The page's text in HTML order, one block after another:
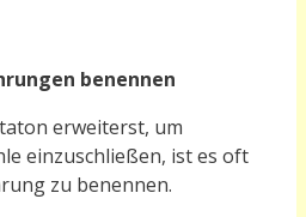
benennen
erweiterst, um
einzuschließen, ist es oft
zu benennen.